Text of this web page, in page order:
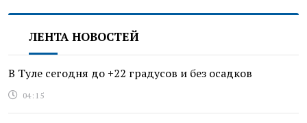
ЛЕНТА НОВОСТЕЙ
В Туле сегодня до +22 градусов и без осадков
04:15